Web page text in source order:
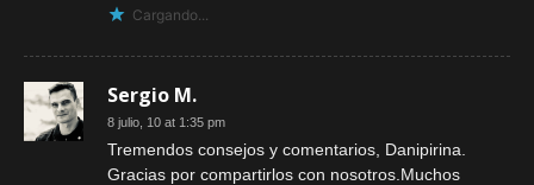
Cargando...
Sergio M.
8 julio, 10 at 1:35 pm
Tremendos consejos y comentarios, Danipirina.
Gracias por compartirlos con nosotros.Muchos